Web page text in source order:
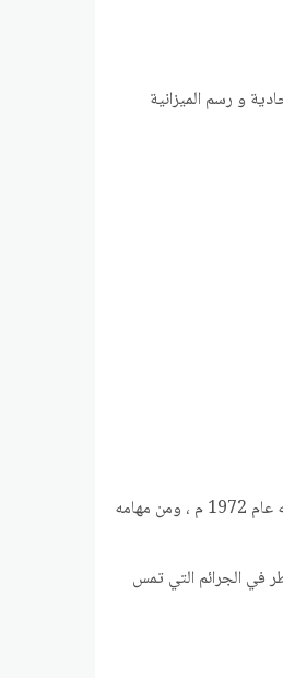
و رسم الميزانية
: المجلس الوطني الاتحادي ويضم أربعين عضوا من إمارات الدولة السبع وهو صوت الشعب ومنه يشارك المواطن الاماراتي في صنع القرار في الدولة ، وعقدت أولى جلساته عام 1972 م ، ومن مهامه
في الجرائم التي تمس